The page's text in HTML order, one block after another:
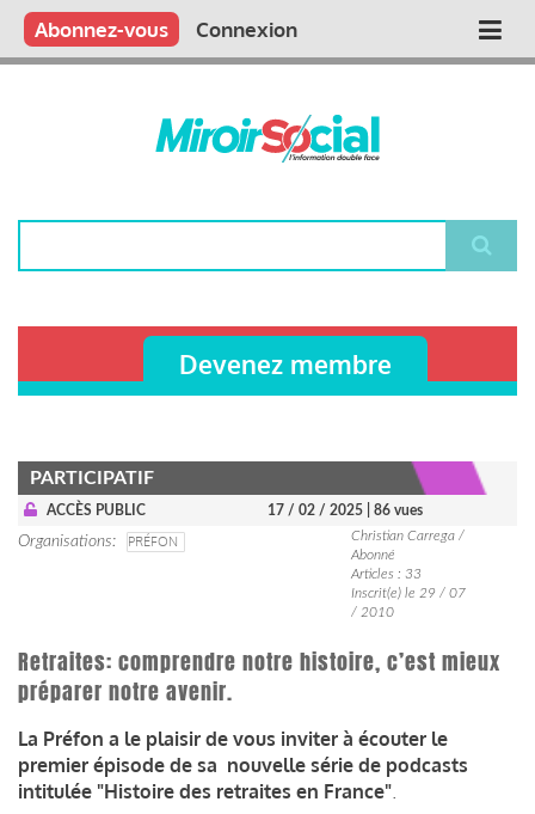
Aller
contenu
Main
Qui sommes nous ?
Vous publiez
Nous publions
Contactez-nous
Abonnez-vous Connexion
Devenez membre
PARTICIPATIF
ACCÈS PUBLIC 17 / 02 / 2025 | 86 vues
Organisations PRÉFON
Christian Carrega /
Abonné
Articles : 33
Inscrit(e) le 29 / 07
/ 2010
Retraites: comprendre notre histoire, c’est mieux
préparer notre avenir.
La Préfon a le plaisir de vous inviter à écouter le
premier épisode de sa nouvelle série de podcasts
intitulée "Histoire des retraites en France"